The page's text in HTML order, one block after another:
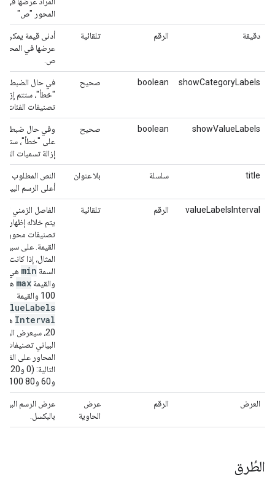
المحور "ص"
دقيقة الرقم تلقائية
أدنى قيمة يمكن
عرضها في المحور
ص.
showCategoryLabels
boolean صحيح
في حال الضبط
"خطأ"، ستتم إزالة
تصنيفات الفئات.
showValueLabels
boolean صحيح
وفي حال ضبطها
على "خطأ"، ستتم
إزالة تسميات
title سلسلة بلا عنوان
النص المطلوب
أعلى الرسم البياني
valueLabelsInterval الرقم تلقائية
الفاصل الزمني
يتم خلاله إظهار
تصنيفات محور
القيمة. على سبيل
المثال، إذا كانت
السمة min
والقيمة max هي
100 والقيمة
valueLabels
Interval هي
20، سيعرض
البياني تصنيفات
المحاور على القيم
و60 و80 100).
العرض الرقم
عرض
الحاوية
عرض الرسم
بالبكسل.
الطُرق